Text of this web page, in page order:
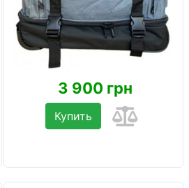
3 900 грн
Купить